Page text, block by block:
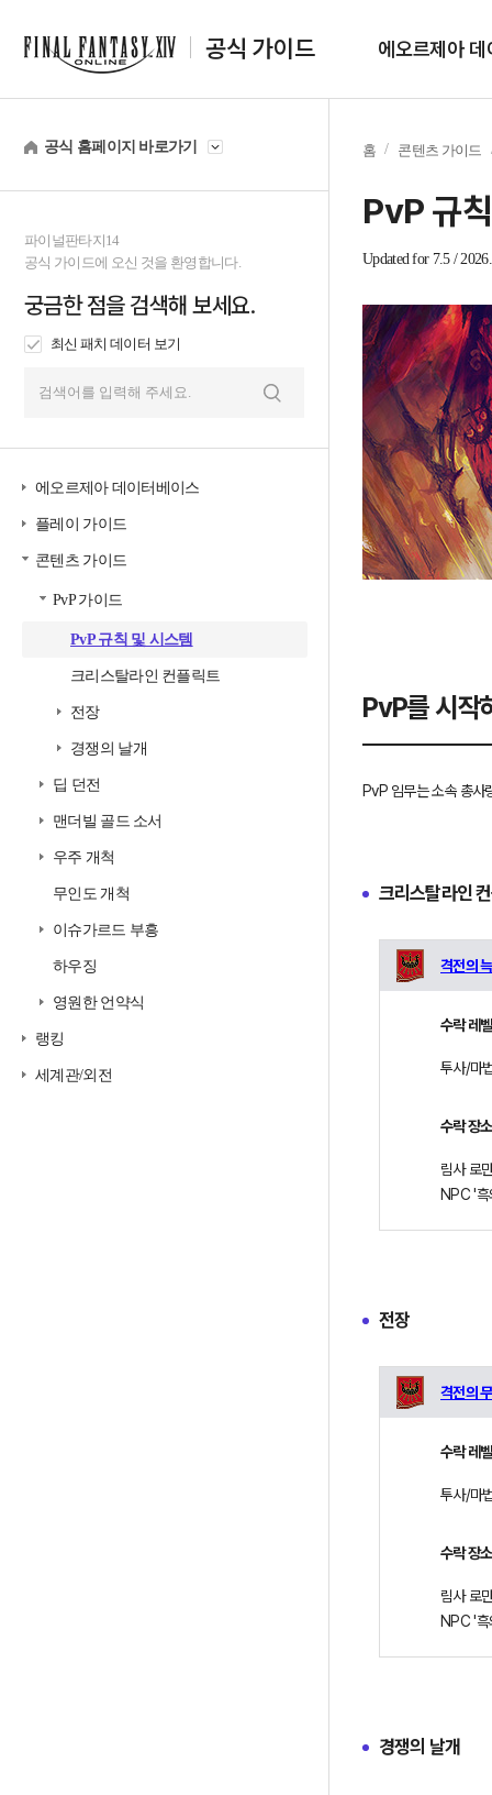
공식 가이드 에오르제아
공식 홈페이지 바로가기
파이널판타지14
공식 가이드에 오신 것을 환영합니다.
궁금한 점을 검색해 보세요.
최신 패치 데이터 보기
에오르제아 데이터베이스
플레이 가이드
콘텐츠 가이드
PvP 가이드
PvP 규칙 및 시스템
크리스탈라인 컨플릭트
전장
경쟁의 날개
딥 던전
맨더빌 골드 소서
우주 개척
무인도 개척
이슈가르드 부흥
하우징
영원한 언약식
랭킹
세계관/외전
홈 콘텐츠 가이드
PvP 규
Updated for 7.5 /
PvP를 시작
PvP 임무는 소속 총사
크리스탈라인
격전의
수락 레벨
투사/마
수락 장소
림사 로
NPC '흑
전장
격전의
수락 레벨
투사/마
수락 장소
림사 로
NPC '흑
경쟁의 날개